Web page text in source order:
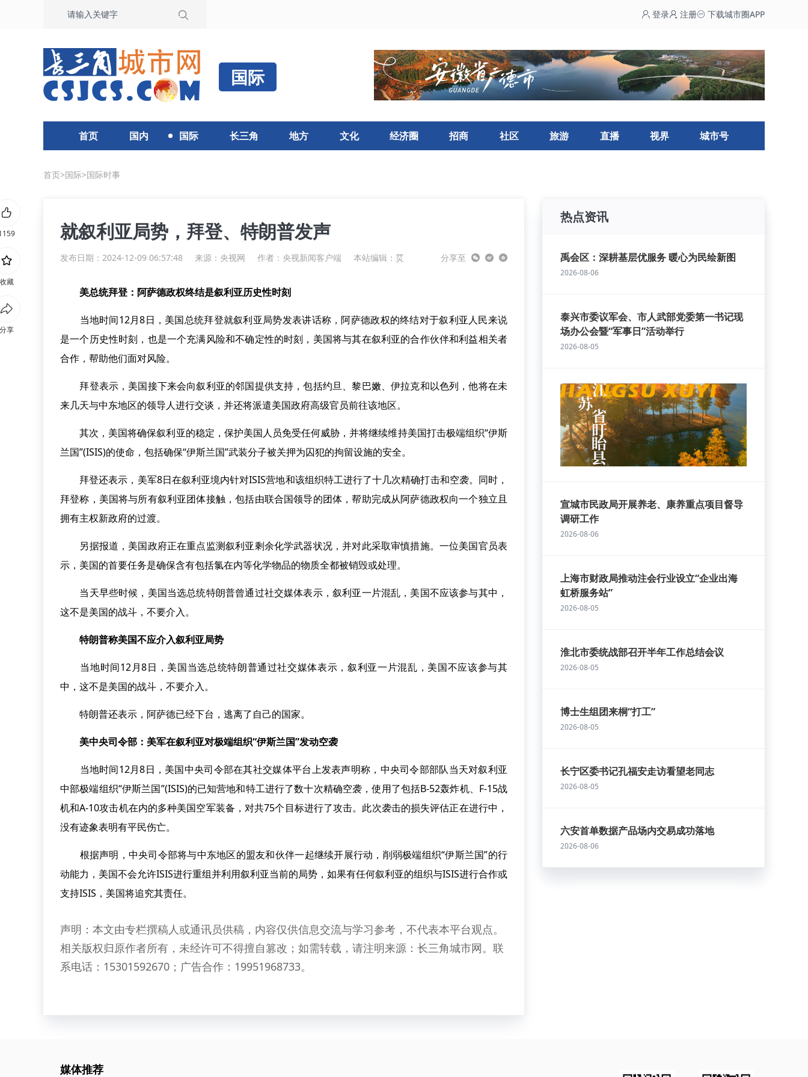
登录 注册 下载城市圈APP
国际
首页 国内 国际 长三角 地方 文化 经济圈 招商 社区 旅游 直播 视界 城市号
首页>国际>国际时事
就叙利亚局势，拜登、特朗普发声
发布日期：2024-12-09 06:57:48 来源： 央视网 作者：央视新闻客户端 本站编辑：烎 分享至
美总统拜登：阿萨德政权终结是叙利亚历史性时刻
当地时间12月8日，美国总统拜登就叙利亚局势发表讲话称，阿萨德政权的终结对于叙利亚人民来说
是一个历史性时刻，也是一个充满风险和不确定性的时刻，美国将与其在叙利亚的合作伙伴和利益相关者
合作，帮助他们面对风险。
拜登表示，美国接下来会向叙利亚的邻国提供支持，包括约旦、黎巴嫩、伊拉克和以色列，他将在未
来几天与中东地区的领导人进行交谈，并还将派遣美国政府高级官员前往该地区。
其次，美国将确保叙利亚的稳定，保护美国人员免受任何威胁，并将继续维持美国打击极端组织“伊斯
兰国”(ISIS)的使命，包括确保“伊斯兰国”武装分子被关押为囚犯的拘留设施的安全。
拜登还表示，美军8日在叙利亚境内针对ISIS营地和该组织特工进行了十几次精确打击和空袭。同时，
拜登称，美国将与所有叙利亚团体接触，包括由联合国领导的团体，帮助完成从阿萨德政权向一个独立且
拥有主权新政府的过渡。
另据报道，美国政府正在重点监测叙利亚剩余化学武器状况，并对此采取审慎措施。一位美国官员表
示，美国的首要任务是确保含有包括氯在内等化学物品的物质全都被销毁或处理。
当天早些时候，美国当选总统特朗普曾通过社交媒体表示，叙利亚一片混乱，美国不应该参与其中，
这不是美国的战斗，不要介入。
特朗普称美国不应介入叙利亚局势
当地时间12月8日，美国当选总统特朗普通过社交媒体表示，叙利亚一片混乱，美国不应该参与其
中，这不是美国的战斗，不要介入。
特朗普还表示，阿萨德已经下台，逃离了自己的国家。
美中央司令部：美军在叙利亚对极端组织“伊斯兰国”发动空袭
当地时间12月8日，美国中央司令部在其社交媒体平台上发表声明称，中央司令部部队当天对叙利亚
中部极端组织“伊斯兰国”(ISIS)的已知营地和特工进行了数十次精确空袭，使用了包括B-52轰炸机、F-15战
机和A-10攻击机在内的多种美国空军装备，对共75个目标进行了攻击。此次袭击的损失评估正在进行中，
没有迹象表明有平民伤亡。
根据声明，中央司令部将与中东地区的盟友和伙伴一起继续开展行动，削弱极端组织“伊斯兰国”的行
动能力，美国不会允许ISIS进行重组并利用叙利亚当前的局势，如果有任何叙利亚的组织与ISIS进行合作或
支持ISIS，美国将追究其责任。
声明：本文由专栏撰稿人或通讯员供稿，内容仅供信息交流与学习参考，不代表本平台观点。
相关版权归原作者所有，未经许可不得擅自篡改；如需转载，请注明来源：长三角城市网。联
系电话：15301592670；广告合作：19951968733。
热点资讯
禹会区：深耕基层优服务 暖心为民绘新图
2026-08-06
泰兴市委议军会、市人武部党委第一书记现
场办公会暨“军事日”活动举行
2026-08-05
宣城市民政局开展养老、康养重点项目督导
调研工作
2026-08-06
上海市财政局推动注会行业设立“企业出海
虹桥服务站”
2026-08-05
淮北市委统战部召开半年工作总结会议
2026-08-05
博士生组团来桐“打工”
2026-08-05
长宁区委书记孔福安走访看望老同志
2026-08-05
六安首单数据产品场内交易成功落地
2026-08-06
收藏
分享
媒体推荐